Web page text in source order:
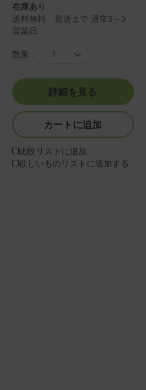
在庫あり
送料無料 発送まで 通常3～5
営業日
数量：
詳細を見る
カートに追加
比較リストに追加
欲しいものリストに追加する